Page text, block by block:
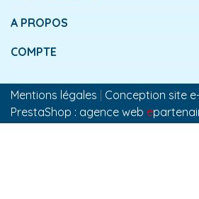
A PROPOS
COMPTE
Mentions légales
Conception site
PrestaShop : agence web e